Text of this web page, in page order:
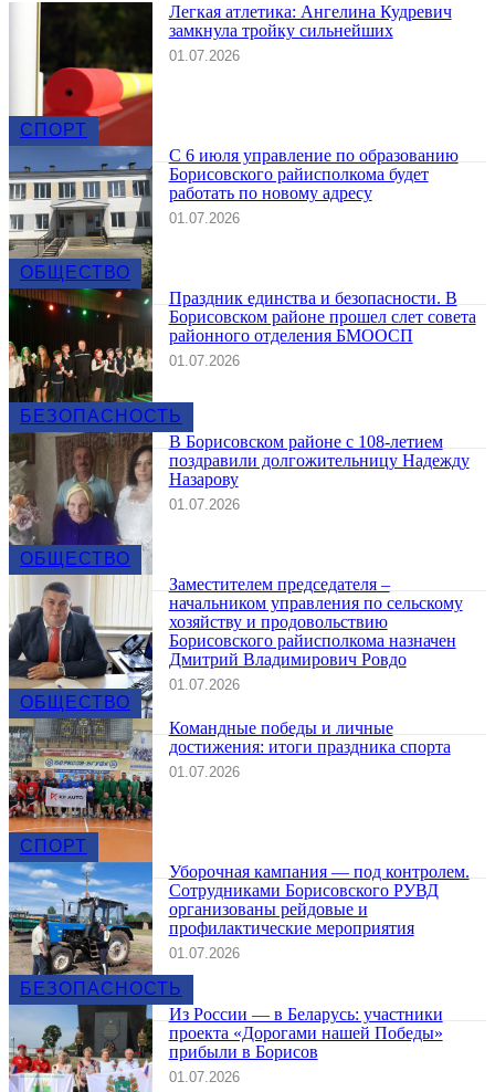
СПОРТ
Легкая атлетика: Ангелина Кудревич
замкнула тройку сильнейших
01.07.2026
ОБЩЕСТВО
С 6 июля управление по образованию
Борисовского райисполкома будет
работать по новому адресу
01.07.2026
БЕЗОПАСНОСТЬ
Праздник единства и безопасности. В
Борисовском районе прошел слет совета
районного отделения БМООСП
01.07.2026
ОБЩЕСТВО
В Борисовском районе с 108-летием
поздравили долгожительницу Надежду
Назарову
01.07.2026
ОБЩЕСТВО
Заместителем председателя –
начальником управления по сельскому
хозяйству и продовольствию
Борисовского райисполкома назначен
Дмитрий Владимирович Ровдо
01.07.2026
СПОРТ
Командные победы и личные
достижения: итоги праздника спорта
01.07.2026
БЕЗОПАСНОСТЬ
Уборочная кампания — под контролем.
Сотрудниками Борисовского РУВД
организованы рейдовые и
профилактические мероприятия
01.07.2026
Из России — в Беларусь: участники
проекта «Дорогами нашей Победы»
прибыли в Борисов
01.07.2026